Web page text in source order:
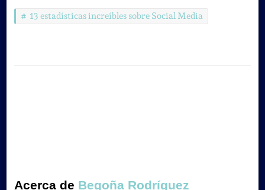
13 estadísticas increíbles sobre Social Media
Acerca de Begoña Rodríguez